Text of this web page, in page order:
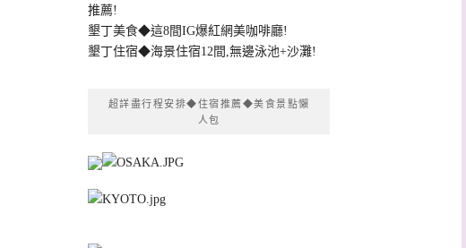
推薦!
墾丁美食◆這8間IG爆紅網美咖啡廳!
墾丁住宿◆海景住宿12間,無邊泳池+沙灘!
超詳盡行程安排◆住宿推薦◆美食景點懶
人包